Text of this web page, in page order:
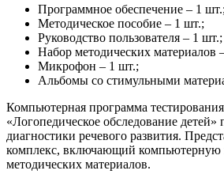
Программное обеспечение – 1 шт.;
Методическое пособие – 1 шт.;
Руководство пользователя – 1 шт.;
Набор методических материалов
Микрофон – 1 шт.;
Альбомы со стимульными
Компьютерная программа
«Логопедическое обследование детей»
диагностики речевого развития.
комплекс, включающий компьютерную
методических материалов.